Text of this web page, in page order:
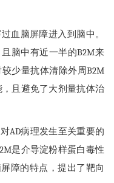
血脑屏障进入到脑中。
脑中有近一半的B2M来
少量抗体清除外周B2M
且避免了大剂量抗体治
AD病理发生至关重要的
是介导淀粉样蛋白毒性
障的特点，提出了靶向